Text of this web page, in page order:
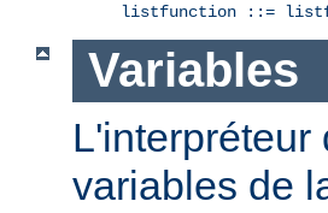
listfunction ::=
Variables
L'interpréteur
variables de